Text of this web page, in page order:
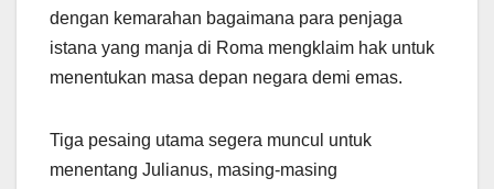
dengan kemarahan bagaimana para penjaga
istana yang manja di Roma mengklaim hak untuk
menentukan masa depan negara demi emas.
Tiga pesaing utama segera muncul untuk
menentang Julianus, masing-masing